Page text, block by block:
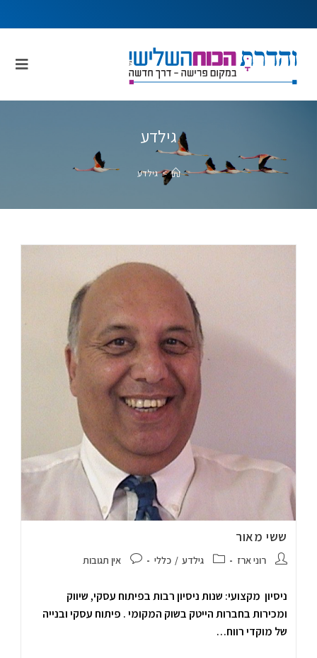
גילדע
> גילדע
ששי מאור
רוני ארז גילדע / כללי אין תגובות
ניסיון מקצועי: שנות ניסיון רבות בפיתוח עסקי, שיווק
ומכירות בחברות הייטק בשוק המקומי . פיתוח עסקי ובנייה
של מוקדי רווח…